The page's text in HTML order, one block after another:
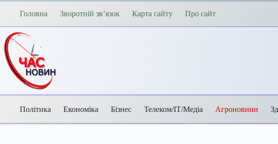
Перейти
Головна Зворотній зв’язок Карта сайту Про сайт
Політика Економіка Бізнес Телеком/ІТ/Медіа Агроновини